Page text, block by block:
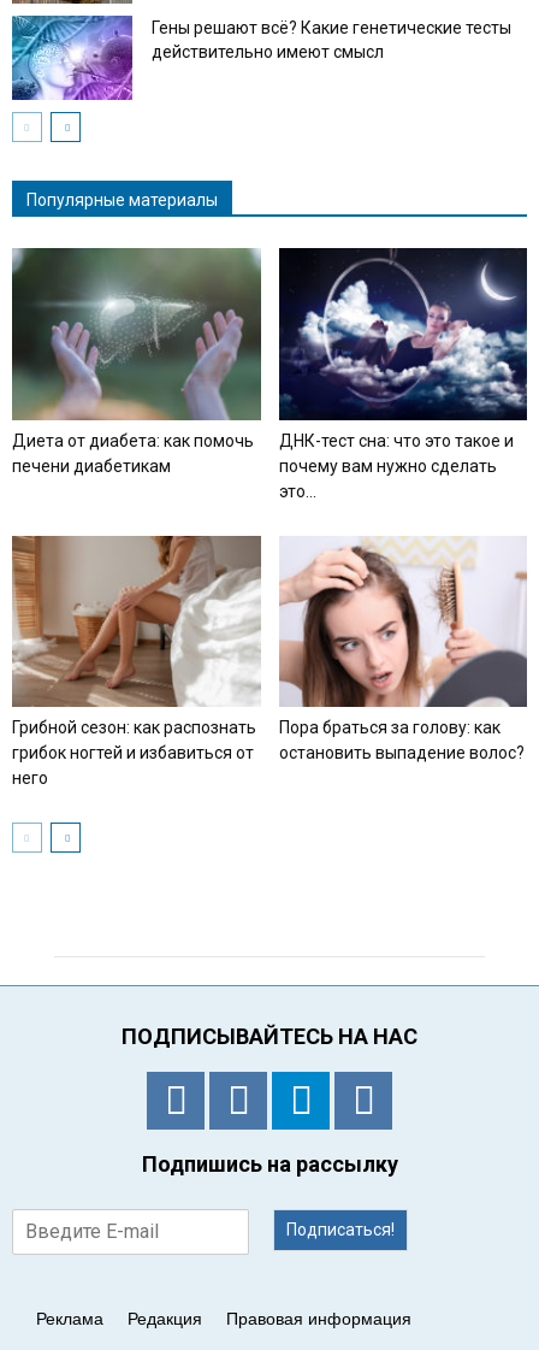
Гены решают всё? Какие генетические тесты
действительно имеют смысл
Популярные материалы
Диета от диабета: как помочь
печени диабетикам
ДНК-тест сна: что это такое и
почему вам нужно сделать
это...
Грибной сезон: как распознать
грибок ногтей и избавиться от
него
Пора браться за голову: как
остановить выпадение волос?
ПОДПИСЫВАЙТЕСЬ НА НАС
Подпишись на рассылку
Подписаться!
Реклама Редакция Правовая информация